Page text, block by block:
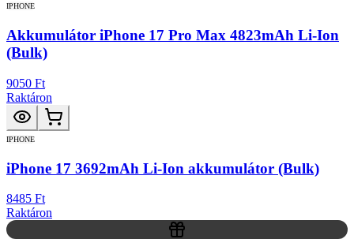
IPHONE
Akkumulátor iPhone 17 Pro Max 4823mAh Li-Ion
(Bulk)
9050 Ft
Raktáron
IPHONE
iPhone 17 3692mAh Li-Ion akkumulátor (Bulk)
8485 Ft
Raktáron